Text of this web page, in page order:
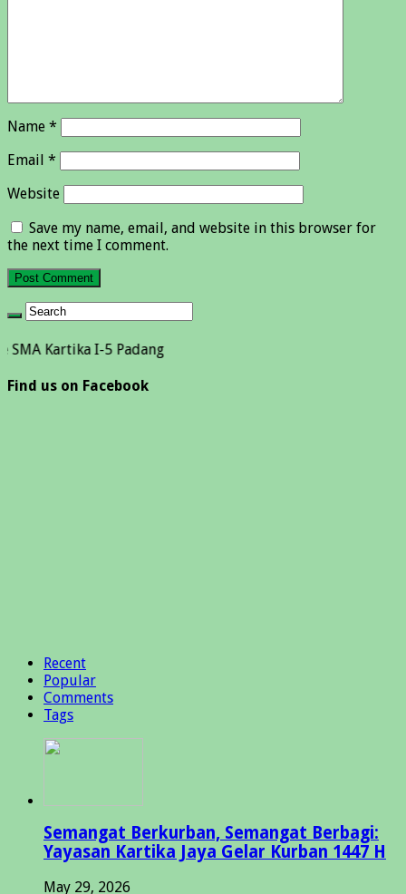
Name *
Email *
Website
Save my name, email, and website in this browser for
the next time I comment.
I-5 Padang
Find us on Facebook
Recent
Popular
Comments
Tags
Semangat Berkurban, Semangat Berbagi:
Yayasan Kartika Jaya Gelar Kurban 1447 H
May 29, 2026